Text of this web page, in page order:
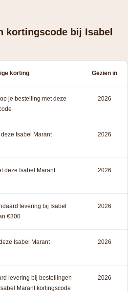
kortingscode bij Isabel
korting Gezien in
je bestelling met deze
2026
Isabel Marant
2026
deze Isabel Marant
2026
levering bij Isabel
€300
2026
Isabel Marant
2026
levering bij bestellingen
Marant kortingscode
2026